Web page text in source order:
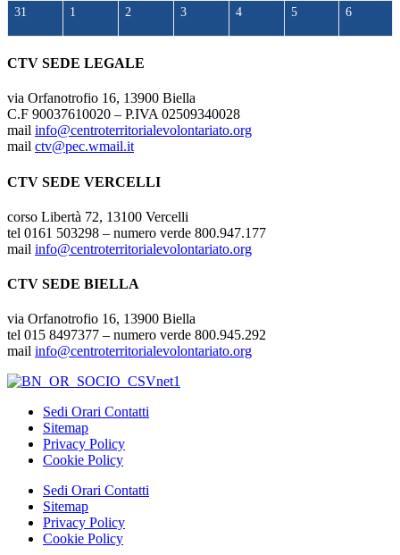
31 1 2 3 4 5 6
CTV SEDE LEGALE
via Orfanotrofio 16, 13900 Biella
C.F 90037610020 – P.IVA 02509340028
mail info@centroterritorialevolontariato.org
mail ctv@pec.wmail.it
CTV SEDE VERCELLI
corso Libertà 72, 13100 Vercelli
tel 0161 503298 – numero verde 800.947.177
mail info@centroterritorialevolontariato.org
CTV SEDE BIELLA
via Orfanotrofio 16, 13900 Biella
tel 015 8497377 – numero verde 800.945.292
mail info@centroterritorialevolontariato.org
Sedi Orari Contatti
Sitemap
Privacy Policy
Cookie Policy
Sedi Orari Contatti
Sitemap
Privacy Policy
Cookie Policy